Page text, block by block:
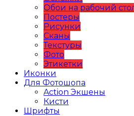
Обои на рабочий
Постеры
Рисунки
Сканы
Текстуры
Фото
Этикетки
Иконки
Для Фотошопа
Action Экшены
Кисти
Шрифты